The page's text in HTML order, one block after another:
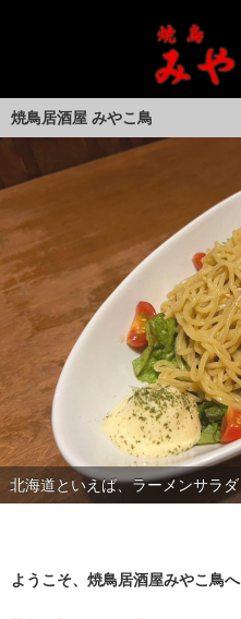
焼鳥居酒屋 みやこ鳥
1本1本手打ちの絶品焼き鳥
北海道といえば、ラーメンサラダ
ようこそ、焼鳥居酒屋みやこ鳥へ